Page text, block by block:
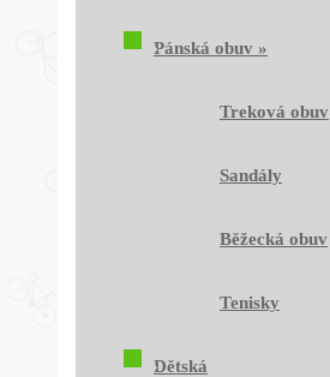
Pánská obuv »
Treková obuv
Sandály
Běžecká obuv
Tenisky
Dětská